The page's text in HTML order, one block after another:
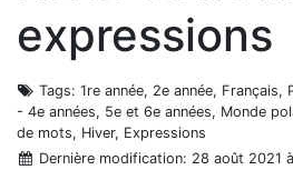
expressions
Tags: 1re année, 2e année,
- 4e années, 5e et 6e années, Monde
de mots, Hiver, Expressions
Dernière modification: 28 août 2021